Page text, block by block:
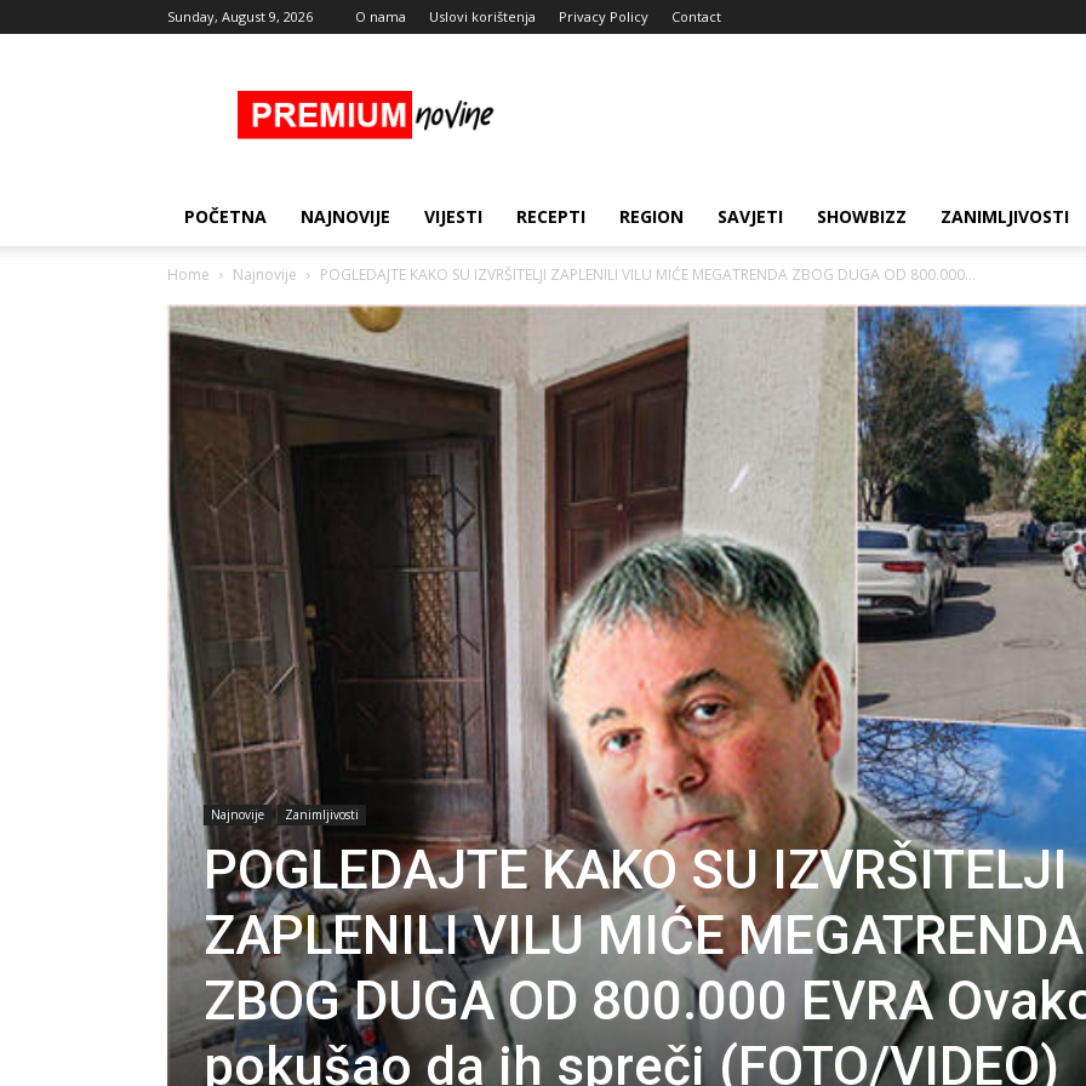
Sunday, August 9, 2026 O nama Uslovi korištenja Privacy Policy Contact
Novine
POČETNA NAJNOVIJE VIJESTI RECEPTI REGION SAVJETI SHOWBIZZ ZANIMLJIVOSTI
Home Najnovije POGLEDAJTE KAKO SU IZVRŠITELJI ZAPLENILI VILU MIĆE MEGATRENDA ZBOG DUGA OD 800.000...
Najnovije Zanimljivosti
POGLEDAJTE KAKO SU IZVRŠITELJI
ZAPLENILI VILU MIĆE MEGATRENDA
ZBOG DUGA OD 800.000 EVRA
pokušao da ih spreči (FOTO/VIDEO)